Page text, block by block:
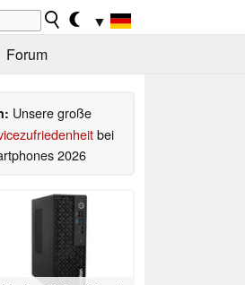
▼
Forum
Unsere große
bei
2026